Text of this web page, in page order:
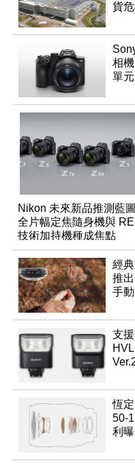
貨
相
單
Nikon 未來新品推測藍圖
全片幅定焦隨身機與
技術加持機種成焦點
經
推
手
支
恆
50-
利